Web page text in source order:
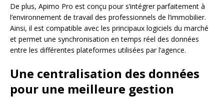
De plus, Apimo Pro est conçu pour s’intégrer parfaitement à
l’environnement de travail des professionnels de l’immobilier.
Ainsi, il est compatible avec les principaux logiciels du marché
et permet une synchronisation en temps réel des données
entre les différentes plateformes utilisées par l’agence.
Une centralisation des données
pour une meilleure gestion